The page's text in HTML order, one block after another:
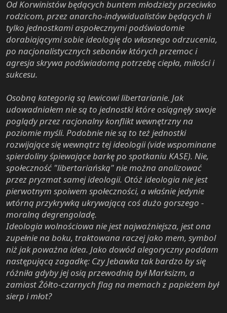
Od Korwinistów będących buntem młodzieży przeciwko
rodzicom, przez anarcho-indywidualistów będących li
tylko jednostkami aspołecznymi podświadomie
dorabiającymi sobie ideologię do własnego odrzucenia,
po nacjonalistycznych sebonów których przemoc i
agresja skrywa podświadomą potrzebę ciepła, miłości i
sukcesu.
Osobną kategorią są lewicowi libertarianie. Jak
udowadniałem nie są to jednostki które osiągnęły swoje
poglądy przez racjonalny konflikt wewnętrzny na
poziomie myśli. Podobnie nie są to też jednostki
rozwijające się wewnątrz tej ideologii (vide wspominane
spierdoliny śpiewające barkę po spotkaniu KASE). Nie,
społeczność "libertariańską" nie można analizować
przez pryzmat samej ideologii. Otóż ideologia nie jest
pierwotnym spoiwem społeczności, a właśnie jedynie
wtórną przykrywką ukrywającą coś dużo gorszego -
moralną degrengoladę.
Ideologia wolnościowa nie jest najważniejsza, jest ona
zupełnie na boku, traktowana raczej jako mem, symbol
niż jak poważna idea. Jako dowód alegoryczny poddam
następującą zagadkę: Czy Jebawka tak bardzo by się
różniła gdyby jej osią przewodnią był Marksizm, a
zamiast Żółto-czarnych flag na memach z papieżem był
sierp i młot?